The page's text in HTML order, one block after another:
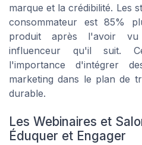
marque et la crédibilité. Les
consommateur est 85%
produit après l'avoir
influenceur qu'il suit.
l'importance d'intégrer
marketing dans le plan de
durable.
Les Webinaires et
Éduquer et Engager